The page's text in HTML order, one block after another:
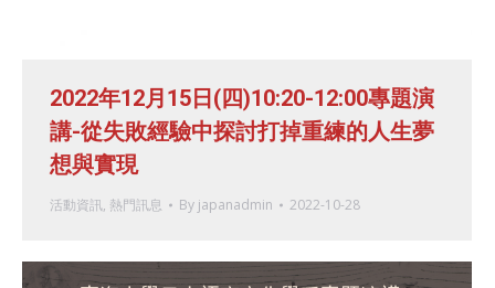
2022年12月15日(四)10:20-12:00專題演
講-從失敗經驗中探討打掉重練的人生夢
想與實現
活動資訊, 熱門訊息 By japanadmin 2022-10-28